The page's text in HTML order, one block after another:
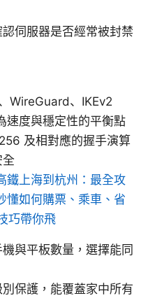
伺服器是否經常被封禁
WireGuard、IKEv2
速度與穩定性的平衡點
及相對應的握手演算
鐵上海到杭州：最全攻
懂如何購票、乘車、省
巧帶你飛
與平板數量，選擇能同
保護，能覆蓋家中所有